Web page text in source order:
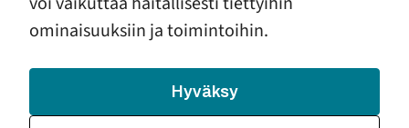
ominaisuuksiin ja toimintoihin.
Hyväksy
työskennellä vaativissa erotilanteissa, jotta
vanhemmat ja lapset tulevat autetuiksi myös
moniammatillista osaamista sekä riittävän pitkiä
työskentelyjaksoja, jotta perheet tulevat autetuiksi.